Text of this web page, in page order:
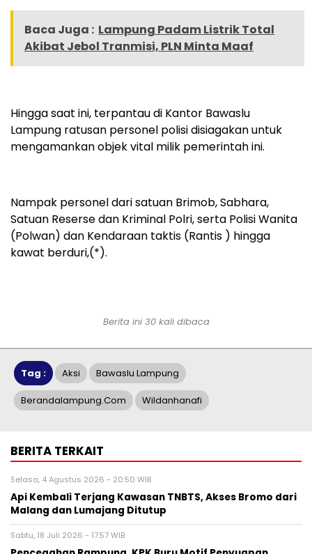
Baca Juga : Lampung Padam Listrik Total
Akibat Jebol Tranmisi, PLN Minta Maaf
Hingga saat ini, terpantau di Kantor Bawaslu
Lampung ratusan personel polisi disiagakan untuk
mengamankan objek vital milik pemerintah ini.
Nampak personel dari satuan Brimob, Sabhara,
Satuan Reserse dan Kriminal Polri, serta Polisi Wanita
(Polwan) dan Kendaraan taktis (Rantis ) hingga
kawat berduri,(*).
Berita ini 30 kali dibaca
Tag : Aksi Bawaslu Lampung
Berandalampung.com Wildanhanafi
BERITA TERKAIT
Selasa, 4 Agustus 2026 - 20:50 WIB
Api Kembali Terjang Kawasan TNBTS, Akses Bromo dari
Malang dan Lumajang Ditutup
Sabtu, 18 Juli 2026 - 17:57 WIB